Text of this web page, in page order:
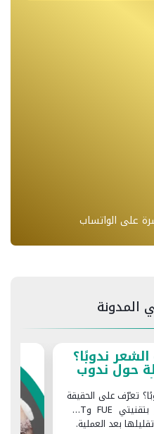
على الواتساب
المدونة
حول ندوب زراعة الشعر بتقنيتي FUE وFUT،